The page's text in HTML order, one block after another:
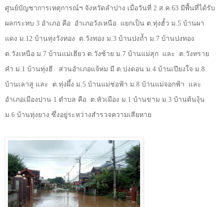
ศูนย์บัญชาการเหตุการณ์ฯ จังหวัดลำปาง เมื่อวันที่ 2 ส.ค.63 มีพื้นที่ได้รับ
ผลกระทบ 3 อำเภอ คือ อำเภอวังเหนือ แยกเป็น ต.ทุ่งฮั้ว ม.5 บ้านผา
แดง ม.12 บ้านทุ่งวังทอง ต.วังทอง ม.3 บ้านปงถ้ำ ม.7 บ้านปงทอง
ต.วังเหนือ ม.7 บ้านแม่เฮียว ต.วังซ้าย ม.7 บ้านแม่สุก และ ต.วังทราย
คำ ม.1 บ้านทุ่งฮี ส่วนอำเภอแจ้ห่ม มี ต.ปงดอน ม.4 บ้านเปียงใจ ม.8
บ้านเลาสู และ ต.ทุ่งผึ้ง ม.5 บ้านแม่ช่อฟ้า ม.8 บ้านแม่จอกฟ้า และ
อำเภอเมืองปาน 1 ตำบล คือ ต.หัวเมือง ม.1 บ้านขาม ม.3 บ้านต้นงุ้น
ม.6 บ้านทุ่งยาง ซึ่งอยู่ระหว่างสำรวจความเสียหาย